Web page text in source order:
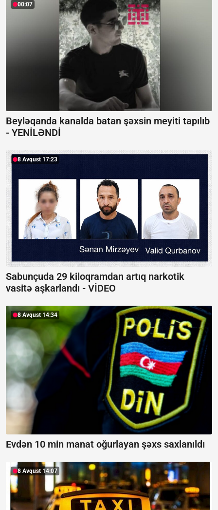
00:07
Beyləqanda kanalda batan şəxsin meyiti tapılıb
- YENİLƏNDİ
8 Avqust 17:23
Sabunçuda 29 kiloqramdan artıq narkotik
vasitə aşkarlandı - VİDEO
8 Avqust 14:34
Evdən 10 min manat oğurlayan şəxs saxlanıldı
8 Avqust 14:07